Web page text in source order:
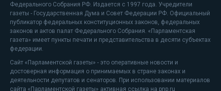
Федерального Собрания РФ. Издается с 1997 года. Учредители
газеты - Государственная Дума и Совет Федерации РФ. Официальный
публикатор федеральных конституционных законов, федеральных
законов и актов палат Федерального Собрания. «Парламентская
газета» имеет пункты печати и представительства в десяти субъектах
федерации.
Сайт «Парламентской газеты» - это оперативные новости и
достоверная информация о принимаемых в стране законах и
деятельности депутатов и сенаторов. При использовании материалов
сайта «Парламентской газеты» активная ссылка на pnp.ru